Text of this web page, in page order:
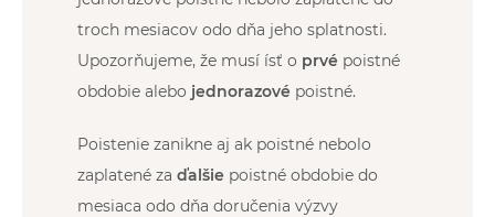
troch mesiacov odo dňa jeho splatnosti.
Upozorňujeme, že musí ísť o prvé poistné
obdobie alebo jednorazové poistné.
Poistenie zanikne aj ak poistné nebolo
zaplatené za ďalšie poistné obdobie do
mesiaca odo dňa doručenia výzvy